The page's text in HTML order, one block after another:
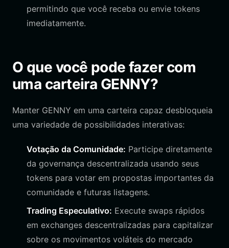
permitindo que você receba ou envie tokens
imediatamente.
O que você pode fazer com
uma carteira GENNY?
Manter GENNY em uma carteira capaz desbloqueia
uma variedade de possibilidades interativas:
Votação da Comunidade: Participe diretamente
da governança descentralizada usando seus
tokens para votar em propostas importantes da
comunidade e futuras listagens.
Trading Especulativo: Execute swaps rápidos
em exchanges descentralizadas para capitalizar
sobre os movimentos voláteis do mercado